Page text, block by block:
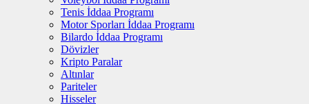
Tenis İddaa Programı
Motor Sporları İddaa Programı
Bilardo İddaa Programı
Dövizler
Kripto Paralar
Altınlar
Pariteler
Hisseler